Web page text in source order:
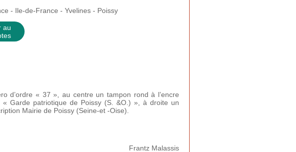
- Ile-de-France - Yvelines - Poissy
au
d’ordre « 37 », au centre un tampon rond à l’encre
Garde patriotique de Poissy (S. &O.) », à droite un
Mairie de Poissy (Seine-et -Oise).
Frantz Malassis